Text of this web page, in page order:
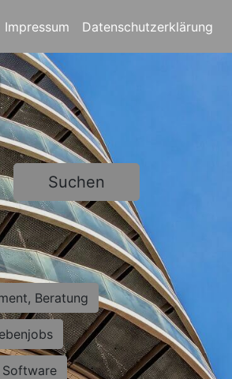
Impressum Datenschutzerklärung
Suchen
Beratung
Software